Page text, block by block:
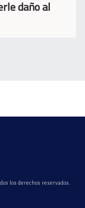
daño al
los derechos reservados.